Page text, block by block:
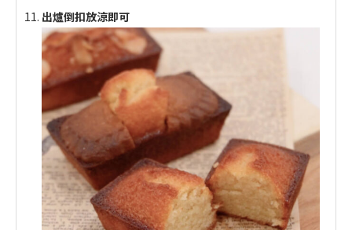
出爐倒扣放涼即可